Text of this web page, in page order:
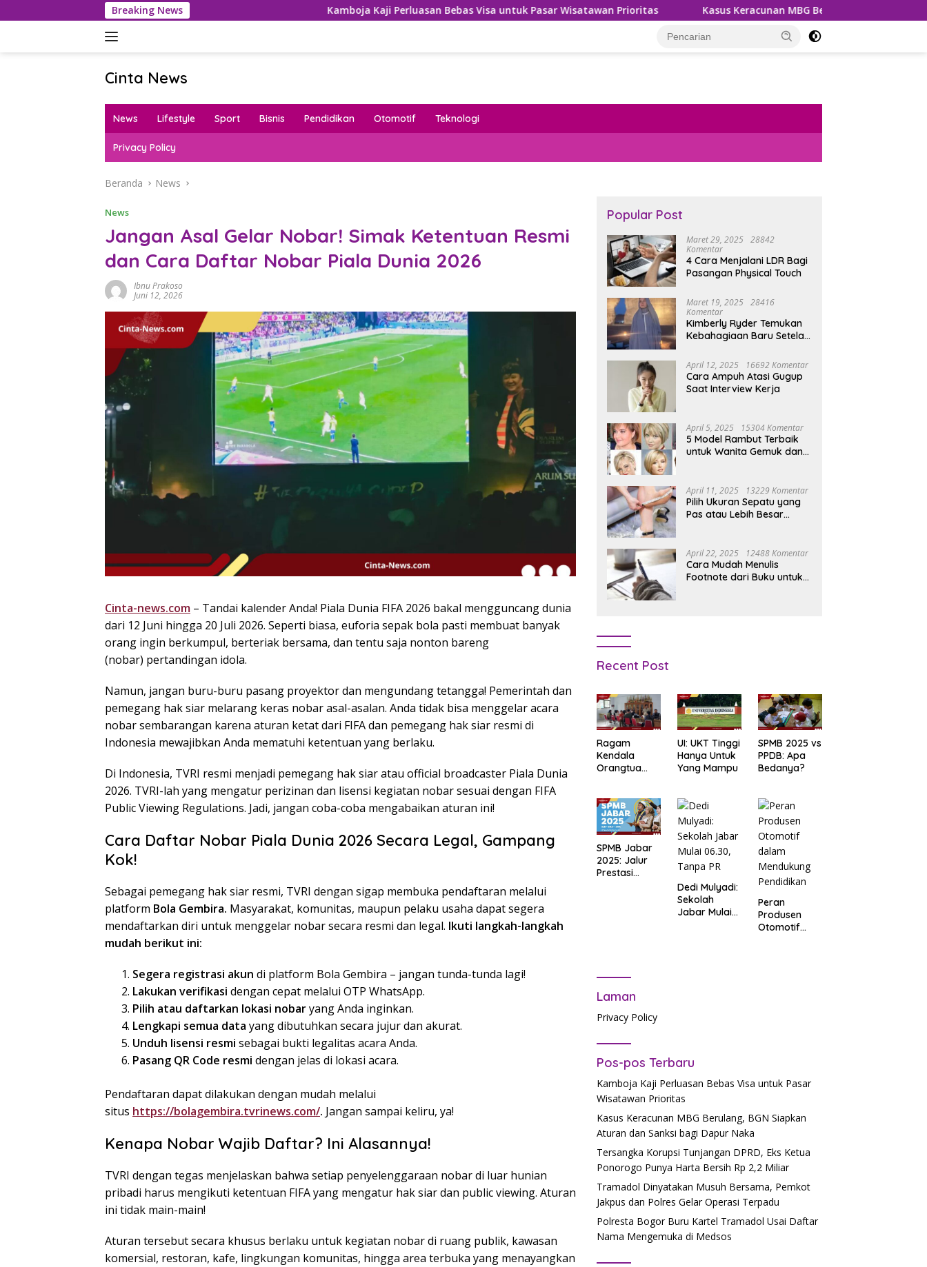
ke
Breaking News Kamboja Kaji Perluasan Bebas Visa untuk Pasar Wisatawan Prioritas Kasus Keracunan MBG Berulang, BGN Siapkan Aturan dan
Cinta News
News
Kabar
Inspirasi!
News Lifestyle Sport Bisnis Pendidikan Otomotif Teknologi
Privacy Policy
Beranda News
News
Jangan Asal Gelar Nobar! Simak Ketentuan Resmi
dan Cara Daftar Nobar Piala Dunia 2026
Ibnu Prakoso
Juni 12, 2026
Cinta-news.com – Tandai kalender Anda! Piala Dunia FIFA 2026 bakal mengguncang dunia
dari 12 Juni hingga 20 Juli 2026. Seperti biasa, euforia sepak bola pasti membuat banyak
orang ingin berkumpul, berteriak bersama, dan tentu saja nonton bareng
(nobar) pertandingan idola.
Namun, jangan buru-buru pasang proyektor dan mengundang tetangga! Pemerintah dan
pemegang hak siar melarang keras nobar asal-asalan. Anda tidak bisa menggelar acara
nobar sembarangan karena aturan ketat dari FIFA dan pemegang hak siar resmi di
Indonesia mewajibkan Anda mematuhi ketentuan yang berlaku.
Di Indonesia, TVRI resmi menjadi pemegang hak siar atau official broadcaster Piala Dunia
2026. TVRI-lah yang mengatur perizinan dan lisensi kegiatan nobar sesuai dengan FIFA
Public Viewing Regulations. Jadi, jangan coba-coba mengabaikan aturan ini!
Cara Daftar Nobar Piala Dunia 2026 Secara Legal, Gampang
Kok!
Sebagai pemegang hak siar resmi, TVRI dengan sigap membuka pendaftaran melalui
platform Bola Gembira. Masyarakat, komunitas, maupun pelaku usaha dapat segera
mendaftarkan diri untuk menggelar nobar secara resmi dan legal. Ikuti langkah-langkah
mudah berikut ini:
Segera registrasi akun di platform Bola Gembira – jangan tunda-tunda lagi!
Lakukan verifikasi dengan cepat melalui OTP WhatsApp.
Pilih atau daftarkan lokasi nobaryang Anda inginkan.
Lengkapi semua data yang dibutuhkan secara jujur dan akurat.
Unduh lisensi resmi sebagai bukti legalitas acara Anda.
Pasang QR Code resmi dengan jelas di lokasi acara.
Pendaftaran dapat dilakukan dengan mudah melalui
situs https://bolagembira.tvrinews.com/. Jangan sampai keliru, ya!
Kenapa Nobar Wajib Daftar? Ini Alasannya!
TVRI dengan tegas menjelaskan bahwa setiap penyelenggaraan nobar di luar hunian
pribadi harus mengikuti ketentuan FIFA yang mengatur hak siar dan public viewing. Aturan
ini tidak main-main!
Aturan tersebut secara khusus berlaku untuk kegiatan nobar di ruang publik, kawasan
komersial, restoran, kafe, lingkungan komunitas, hingga area terbuka yang menayangkan
Popular Post
Maret 29, 2025
28842
Komentar
4 Cara Menjalani LDR Bagi
Pasangan Physical Touch
Maret 19, 2025
28416
Komentar
Kimberly Ryder Temukan
Kebahagiaan Baru Setelah
April 12, 2025 16692 Komentar
Cara Ampuh Atasi Gugup
Saat Interview Kerja
April 5, 2025 15304 Komentar
5 Model Rambut Terbaik
untuk Wanita Gemuk dan
April 11, 2025 13229 Komentar
Pilih Ukuran Sepatu yang
Pas atau Lebih Besar
April 22, 2025 12488 Komentar
Cara Mudah Menulis
Footnote dari Buku untuk
Recent Post
Ragam
Kendala
Orangtua
Jakarta
2025: Salah
Input Data
hingga Lupa
Password
UI: UKT Tinggi
Hanya Untuk
Yang Mampu
SPMB 2025 vs
PPDB: Apa
Bedanya?
SPMB Jabar
2025: Jalur
Prestasi
Dedi Mulyadi:
Sekolah
Jabar Mulai
Peran
Produsen
Otomotif
Laman
Privacy Policy
Pos-pos Terbaru
Kamboja Kaji Perluasan Bebas Visa untuk Pasar
Wisatawan Prioritas
Kasus Keracunan MBG Berulang, BGN Siapkan
Aturan dan Sanksi bagi Dapur Naka
Tersangka Korupsi Tunjangan DPRD, Eks Ketua
Ponorogo Punya Harta Bersih Rp 2,2 Miliar
Tramadol Dinyatakan Musuh Bersama, Pemkot
Jakpus dan Polres Gelar Operasi Terpadu
Polresta Bogor Buru Kartel Tramadol Usai Daftar
Nama Mengemuka di Medsos